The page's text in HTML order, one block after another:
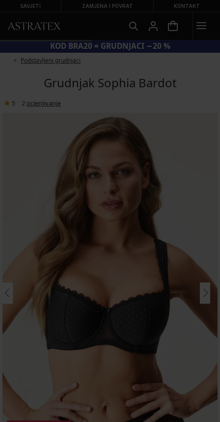
SAVJETI ZAMJENA I POVRAT KONTAKT
KOD BRA20 = GRUDNJACI −20 %
Podstavljeni grudnjaci
Grudnjak Sophia Bardot
5 2 ocjenjivanje